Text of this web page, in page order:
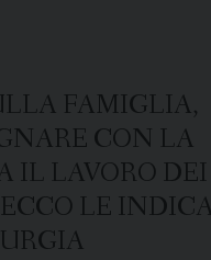
FAMIGLIA,
CON LA
IL LAVORO DEI
LE